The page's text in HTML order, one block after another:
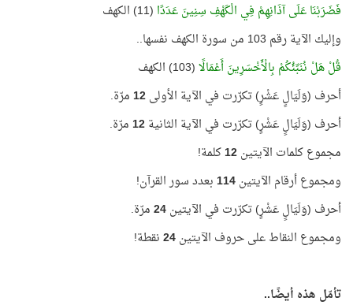
فَضَرَبْنَا عَلَى آذَانِهِمْ فِي الْكَهْفِ سِنِينَ عَدَدًا (11) الكهف
وإليك الآية رقم 103 من سورة الكهف نفسها..
قُلْ هَلْ نُنَبِّئُكُمْ بِالْأَخْسَرِينَ أَعْمَالًا(103) الكهف
أحرف (وَلَيَالٍ عَشْرٍ) تكرّرت في الآية الأولى12مرّة.
أحرف (وَلَيَالٍ عَشْرٍ) تكرّرت في الآية الثانية12مرّة.
مجموع كلمات الآيتين12كلمة!
ومجموع أرقام الآيتين114بعدد سور القرآن!
أحرف (وَلَيَالٍ عَشْرٍ) تكرّرت في الآيتين24مرّة.
ومجموع النقاط على حروف الآيتين24نقطة!
تأمّل هذه أيضًا..